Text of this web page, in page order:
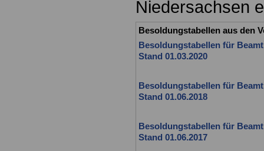
Niedersachsen
Besoldungstabellen aus den
Besoldungstabellen für
Stand 01.03.2020
Besoldungstabellen für
Stand 01.06.2018
Besoldungstabellen für
Stand 01.06.2017